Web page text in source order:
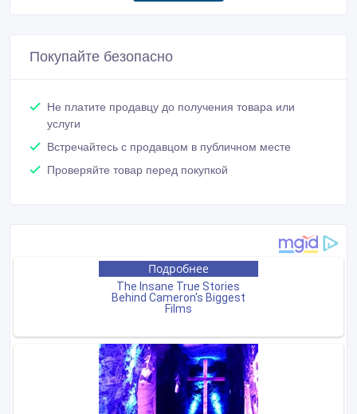
Покупайте безопасно
Не платите продавцу до получения товара или
услуги
Встречайтесь с продавцом в публичном месте
Проверяйте товар перед покупкой